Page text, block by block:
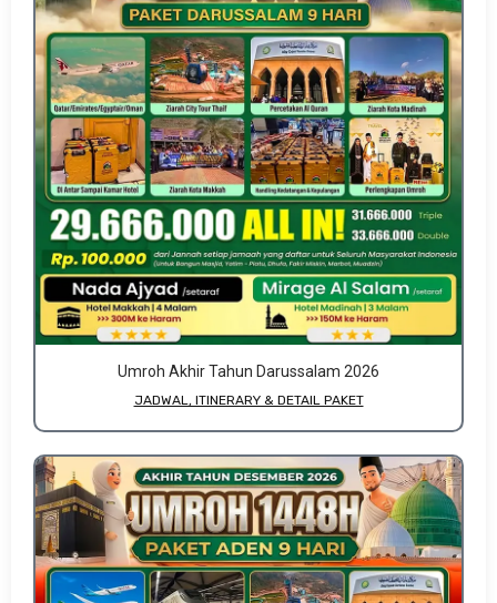
Umroh Akhir Tahun Darussalam 2026
JADWAL, ITINERARY & DETAIL PAKET